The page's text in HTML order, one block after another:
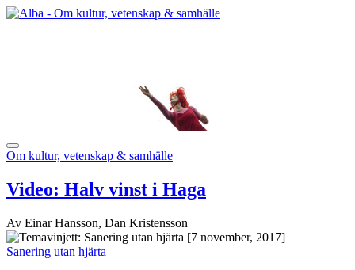
Om kultur, vetenskap & samhälle
Video: Halv vinst i Haga
Av Einar Hansson, Dan Kristensson
[7 november, 2017]
Sanering utan hjärta